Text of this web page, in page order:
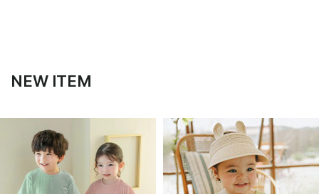
NEW ITEM